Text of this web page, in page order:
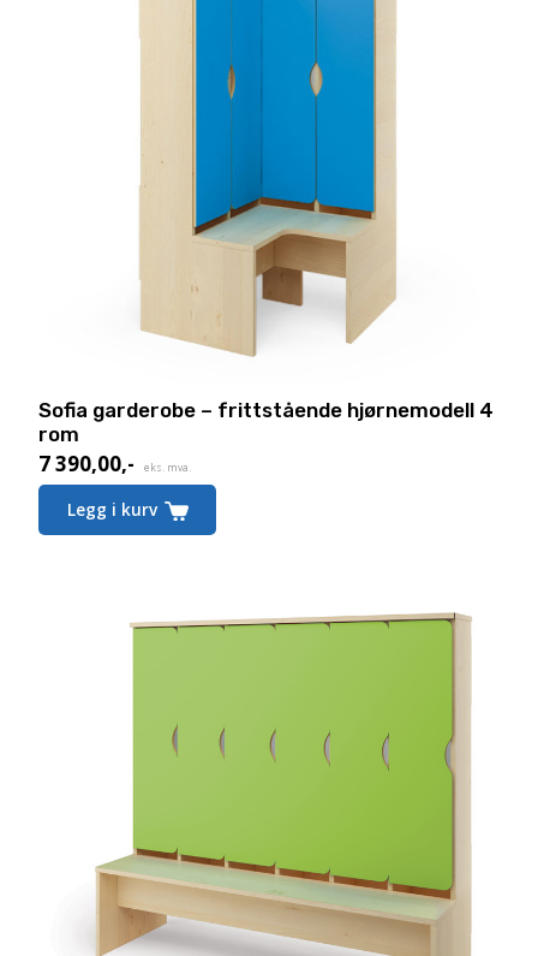
Sofia garderobe – frittstående hjørnemodell 4
rom
7 390,00,- eks. mva.
Legg i kurv